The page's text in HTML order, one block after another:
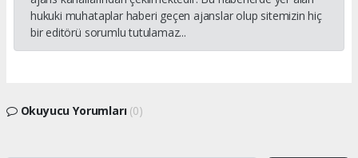
hukuki muhataplar haberi geçen ajanslar olup sitemizin hiç
bir editörü sorumlu tutulamaz...
Okuyucu Yorumları (0)